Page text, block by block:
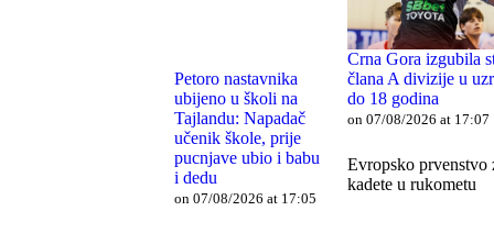
Petoro nastavnika
ubijeno u školi na
Tajlandu: Napadač
učenik škole, prije
pucnjave ubio i babu
i dedu
on 07/08/2026 at 17:05
Crna Gora izgubila
člana A divizije u
do 18 godina
on 07/08/2026 at 17:07
Evropsko prvenstvo
kadete u rukometu